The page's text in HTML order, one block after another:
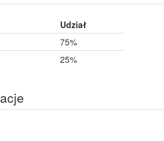
Udział
75%
25%